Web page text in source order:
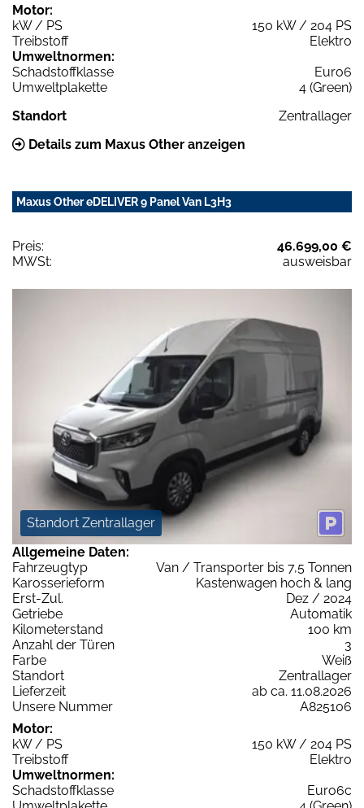
Motor:
kW / PS
150 kW / 204 PS
Treibstoff
Elektro
Umweltnormen:
Schadstoffklasse
Euro6
Umweltplakette
4 (Green)
Standort
Zentrallager
Details zum Maxus Other anzeigen
Maxus Other eDELIVER 9 Panel Van L3H3
Preis:
46.699,00 €
MWSt:
ausweisbar
Standort Zentrallager
Allgemeine Daten:
Fahrzeugtyp
Van / Transporter bis 7,5 Tonnen
Karosserieform
Kastenwagen hoch & lang
Erst-Zul.
Dez / 2024
Getriebe
Automatik
Kilometerstand
100 km
Anzahl der Türen
3
Farbe
Weiß
Standort
Zentrallager
Lieferzeit
ab ca. 11.08.2026
Unsere Nummer
A825106
Motor:
kW / PS
150 kW / 204 PS
Treibstoff
Elektro
Umweltnormen:
Schadstoffklasse
Euro6c